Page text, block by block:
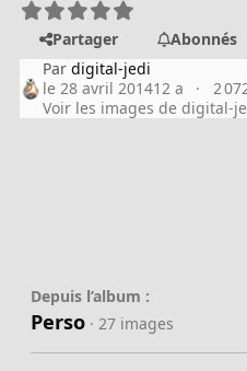
Partager
Abonnés
Pardigital-jedi
le 28 avril 201412 a
2
Voir les images de digital-
Depuis l’album :
Perso · 27 images